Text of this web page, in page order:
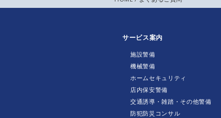
サービス案内
施設警備
機械警備
ホームセキュリティ
店内保安警備
交通誘導・雑踏・その他警備
防犯防災コンサル